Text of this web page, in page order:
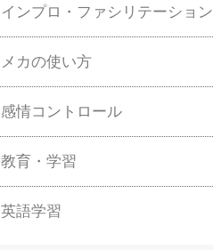
インプロ・ファシリテーション
メカの使い方
感情コントロール
教育・学習
英語学習